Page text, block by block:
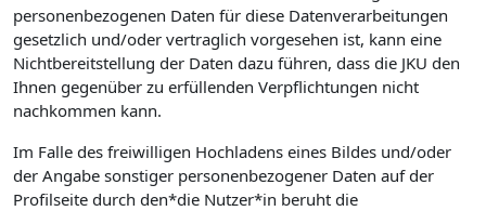
personenbezogenen Daten für diese Datenverarbeitungen
gesetzlich und/oder vertraglich vorgesehen ist, kann eine
Nichtbereitstellung der Daten dazu führen, dass die JKU den
Ihnen gegenüber zu erfüllenden Verpflichtungen nicht
nachkommen kann.
Im Falle des freiwilligen Hochladens eines Bildes und/oder
der Angabe sonstiger personenbezogener Daten auf der
Profilseite durch den*die Nutzer*in beruht die